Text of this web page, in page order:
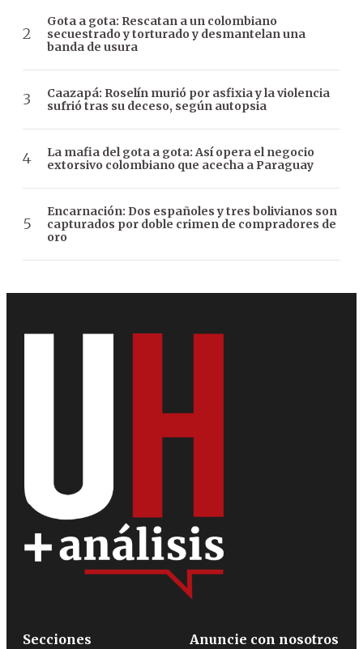
Gota a gota: Rescatan a un colombiano
secuestrado y torturado y desmantelan una
banda de usura
Caazapá: Roselín murió por asfixia y la violencia
sufrió tras su deceso, según autopsia
La mafia del gota a gota: Así opera el negocio
extorsivo colombiano que acecha a Paraguay
Encarnación: Dos españoles y tres bolivianos son
capturados por doble crimen de compradores de
oro
Secciones
Anuncie con nosotros